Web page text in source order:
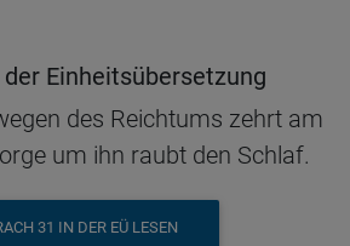
der Einheitsübersetzung
des Reichtums zehrt am
um ihn raubt den Schlaf.
31 IN DER EÜ LESEN